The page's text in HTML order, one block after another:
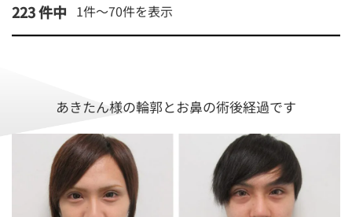
223 件中 1件～70件を表示
あきたん様の輪郭とお鼻の術後経過です